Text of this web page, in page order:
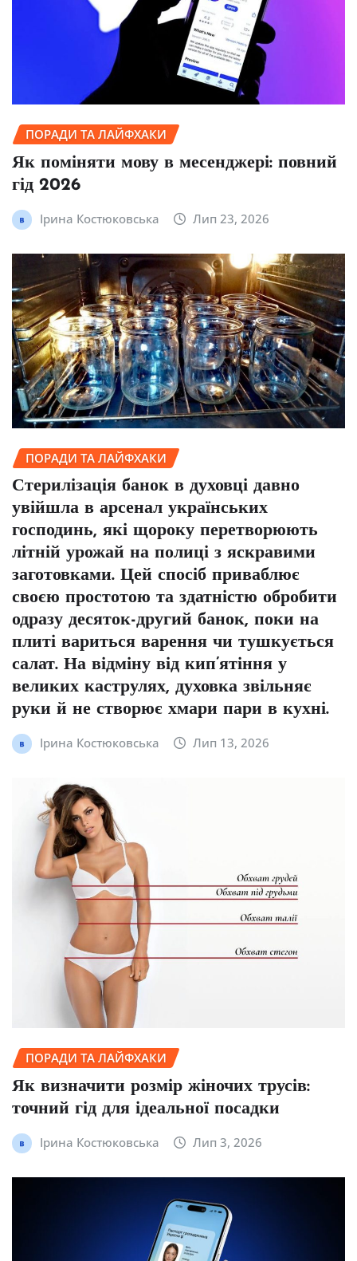
ПОРАДИ ТА ЛАЙФХАКИ
Як поміняти мову в месенджері: повний
гід 2026
Ірина Костюковська Лип 23, 2026
ПОРАДИ ТА ЛАЙФХАКИ
Стерилізація банок в духовці давно
увійшла в арсенал українських
господинь, які щороку перетворюють
літній урожай на полиці з яскравими
заготовками. Цей спосіб приваблює
своєю простотою та здатністю обробити
одразу десяток-другий банок, поки на
плиті вариться варення чи тушкується
салат. На відміну від кип’ятіння у
великих каструлях, духовка звільняє
руки й не створює хмари пари в кухні.
Ірина Костюковська Лип 13, 2026
ПОРАДИ ТА ЛАЙФХАКИ
Як визначити розмір жіночих трусів:
точний гід для ідеальної посадки
Ірина Костюковська Лип 3, 2026